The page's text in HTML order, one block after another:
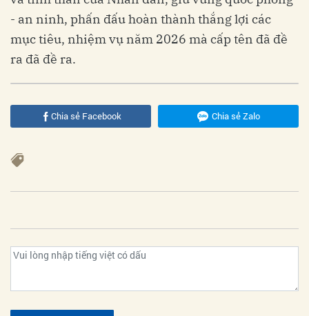
- an ninh, phấn đấu hoàn thành thắng lợi các
mục tiêu, nhiệm vụ năm 2026 mà cấp tên đã đề
ra đã đề ra.
Chia sẻ Facebook Chia sẻ Zalo